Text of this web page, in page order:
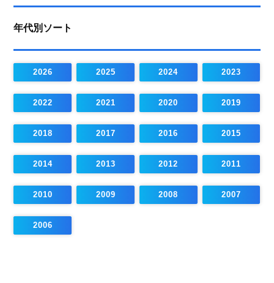
年代別ソート
2026 2025 2024 2023
2022 2021 2020 2019
2018 2017 2016 2015
2014 2013 2012 2011
2010 2009 2008 2007
2006